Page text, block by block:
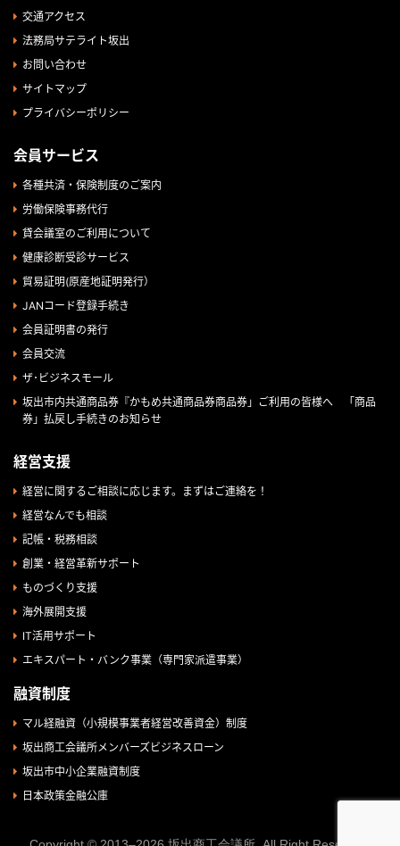
交通アクセス
法務局サテライト坂出
お問い合わせ
サイトマップ
プライバシーポリシー
会員サービス
各種共済・保険制度のご案内
労働保険事務代行
貸会議室のご利用について
健康診断受診サービス
貿易証明(原産地証明発行）
JANコード登録手続き
会員証明書の発行
会員交流
ザ･ビジネスモール
坂出市内共通商品券『かもめ共通商品券商品券」ご利用の皆様へ 「商品
券」払戻し手続きのお知らせ
経営支援
経営に関するご相談に応じます。まずはご連絡を！
経営なんでも相談
記帳・税務相談
創業・経営革新サポート
ものづくり支援
海外展開支援
IT活用サポート
エキスパート・バンク事業（専門家派遣事業）
融資制度
マル経融資（小規模事業者経営改善資金）制度
坂出商工会議所メンバーズビジネスローン
坂出市中小企業融資制度
日本政策金融公庫